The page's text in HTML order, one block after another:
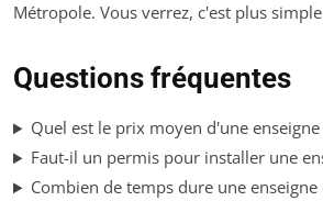
Métropole. Vous verrez, c'est plus
Questions fréquentes
Quel est le prix moyen d'une
Faut-il un permis pour installer une
Combien de temps dure une enseigne